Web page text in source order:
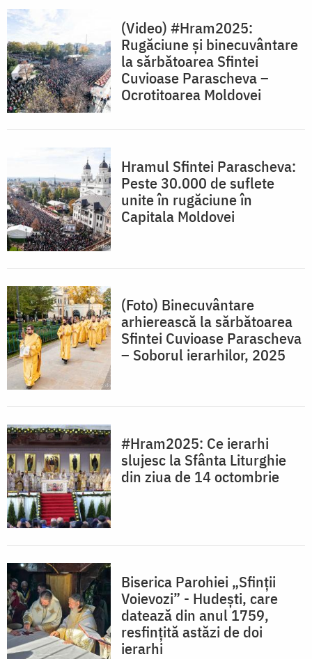
(Video) #Hram2025:
Rugăciune și binecuvântare
la sărbătoarea Sfintei
Cuvioase Parascheva –
Ocrotitoarea Moldovei
Hramul Sfintei Parascheva:
Peste 30.000 de suflete
unite în rugăciune în
Capitala Moldovei
(Foto) Binecuvântare
arhierească la sărbătoarea
Sfintei Cuvioase Parascheva
– Soborul ierarhilor, 2025
#Hram2025: Ce ierarhi
slujesc la Sfânta Liturghie
din ziua de 14 octombrie
Biserica Parohiei „Sfinţii
Voievozi” - Hudeşti, care
datează din anul 1759,
resfințită astăzi de doi
ierarhi